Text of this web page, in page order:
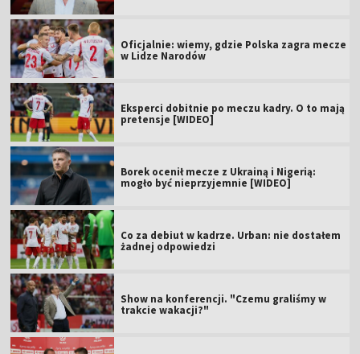
Oficjalnie: wiemy, gdzie Polska zagra mecze
w Lidze Narodów
Eksperci dobitnie po meczu kadry. O to mają
pretensje [WIDEO]
Borek ocenił mecze z Ukrainą i Nigerią:
mogło być nieprzyjemnie [WIDEO]
Co za debiut w kadrze. Urban: nie dostałem
żadnej odpowiedzi
Show na konferencji. "Czemu graliśmy w
trakcie wakacji?"